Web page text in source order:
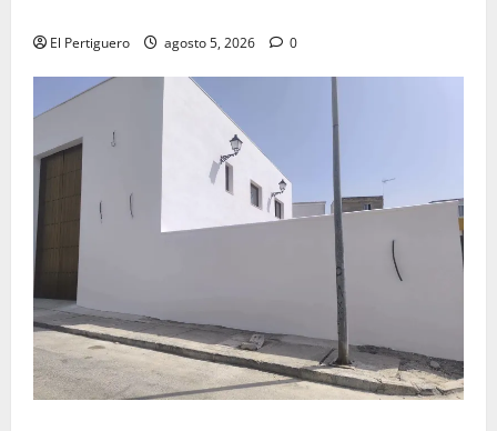
El Pertiguero agosto 5, 2026 0